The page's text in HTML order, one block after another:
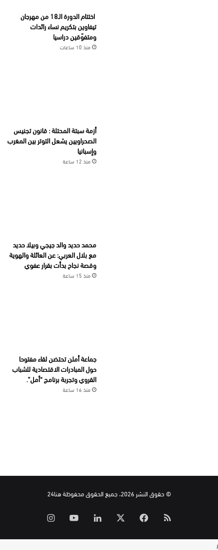
اختتام الدورة الـ18 من مهرجان
تيفاوين بتكريم نساء رائدات
ومتفوّقين دراسيا
منذ 10 ساعات
أزمة سبتة المحتلة : قانون تجنيس
الصحراويين يشعل التوتر بين المغرب
وإسبانيا
منذ 12 ساعة
محمد حديد والد جيجي وبيلا حديد
مع بلال العربي: عن العائلة والهوية
وقصة نجاح بدأت بقرار عفوي
منذ 15 ساعة
جماعة أملن تحتضن لقاء مفتوحا
حول المبادرات الاقتصادية للشباب
القروي وتجربة برنامج “أمل”.
منذ 16 ساعة
© حقوق النشر 2026، جميع الحقوق محفوظة هنا24
ملخص
الموقع
فيسبوك لينكدإن ‫YouTube
ر